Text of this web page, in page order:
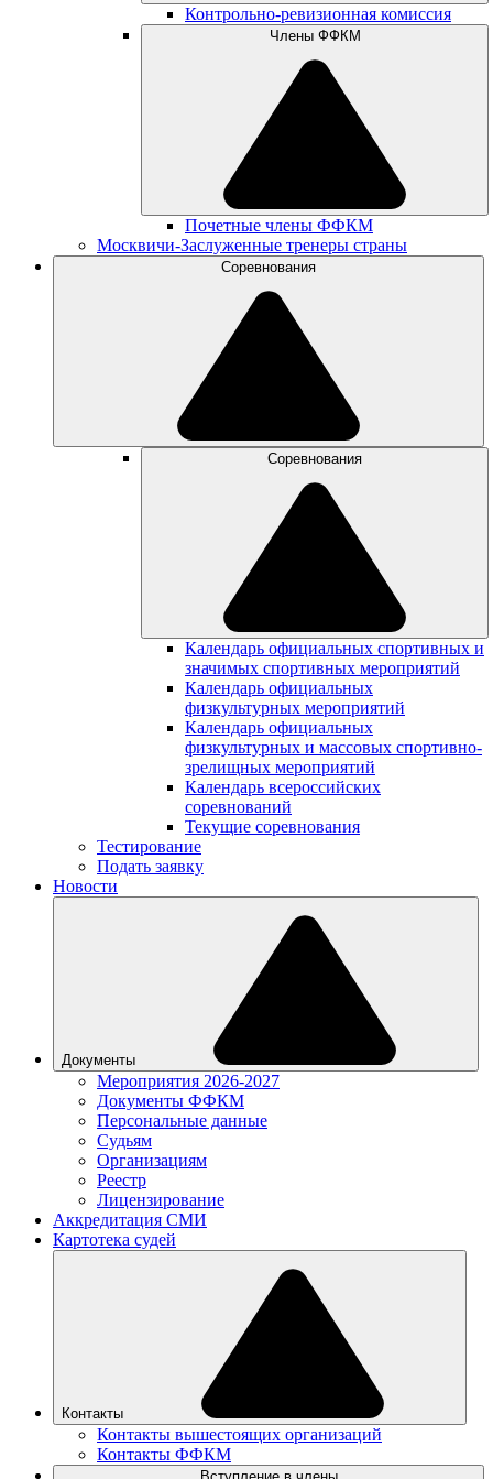
Контрольно-ревизионная комиссия
Члены ФФКМ
Почетные члены ФФКМ
Москвичи-Заслуженные тренеры страны
Соревнования
Соревнования
Календарь официальных спортивных и
значимых спортивных мероприятий
Календарь официальных
физкультурных мероприятий
Календарь официальных
физкультурных и массовых спортивно-
зрелищных мероприятий
Календарь всероссийских
соревнований
Текущие соревнования
Тестирование
Подать заявку
Новости
Документы
Мероприятия 2026-2027
Документы ФФКМ
Персональные данные
Судьям
Организациям
Реестр
Лицензирование
Аккредитация СМИ
Картотека судей
Контакты
Контакты вышестоящих организаций
Контакты ФФКМ